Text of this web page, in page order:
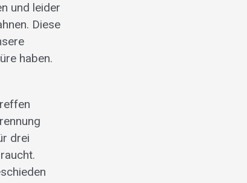
und leider
Diese
haben.
drei